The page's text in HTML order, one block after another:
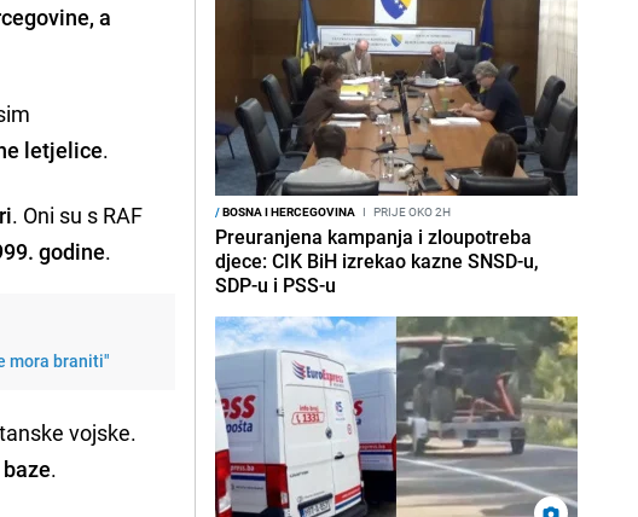
a
letjelice.
. Oni su s RAF
godine.
mora braniti"
vojske.
.
/BOSNA I HERCEGOVINA I PRIJE OKO 2H
Preuranjena kampanja i zloupotreba
djece: CIK BiH izrekao kazne SNSD-u,
SDP-u i PSS-u